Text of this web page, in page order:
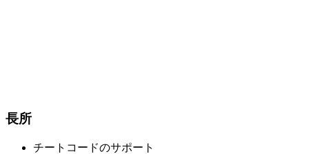
長所
チートコードのサポート